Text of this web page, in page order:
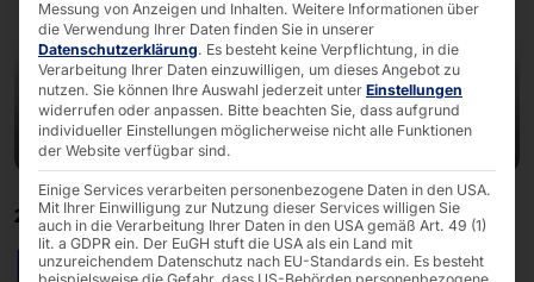
25/02/2026
EuroShop 2026:
Messung von Anzeigen und Inhalten. Weitere Informationen über
die Verwendung Ihrer Daten finden Sie in unserer
Datenschutzerklärung. Es besteht keine Verpflichtung, in die
Verarbeitung Ihrer Daten einzuwilligen, um dieses Angebot zu
nutzen. Sie können Ihre Auswahl jederzeit unter Einstellungen
widerrufen oder anpassen. Bitte beachten Sie, dass aufgrund
individueller Einstellungen möglicherweise nicht alle Funktionen
der Website verfügbar sind.
Einige Services verarbeiten personenbezogene Daten in den USA.
Mit Ihrer Einwilligung zur Nutzung dieser Services willigen Sie
auch in die Verarbeitung Ihrer Daten in den USA gemäß Art. 49 (1)
lit. a GDPR ein. Der EuGH stuft die USA als ein Land mit
unzureichendem Datenschutz nach EU-Standards ein. Es besteht